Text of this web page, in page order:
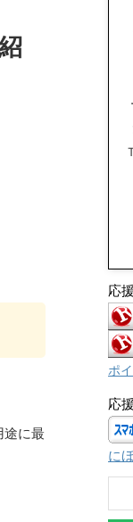
途に最
応
ポ
応
に